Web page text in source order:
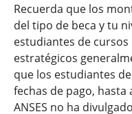
Recuerda que los
del tipo de beca y tu
estudiantes de
estratégicos
que los estudiantes
fechas de pago, hasta
ANSES no ha